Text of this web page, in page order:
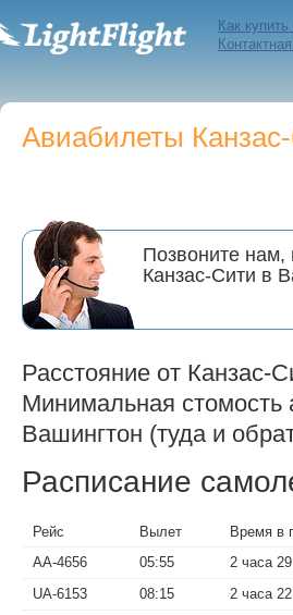
Как
Авиабилеты
Позвоните нам,
Канзас-Сити в
Расстояние от Канзас-
Минимальная стомость
Вашингтон (туда и
Расписание
Рейс Вылет Время в
AA-4656
05:55 2 часа
UA-6153
08:15 2 часа